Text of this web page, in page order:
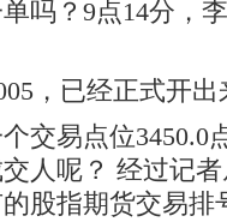
吗？9点14分，
，已经正式开出
易点位3450.0
人呢？ 经过记
股指期货交易排